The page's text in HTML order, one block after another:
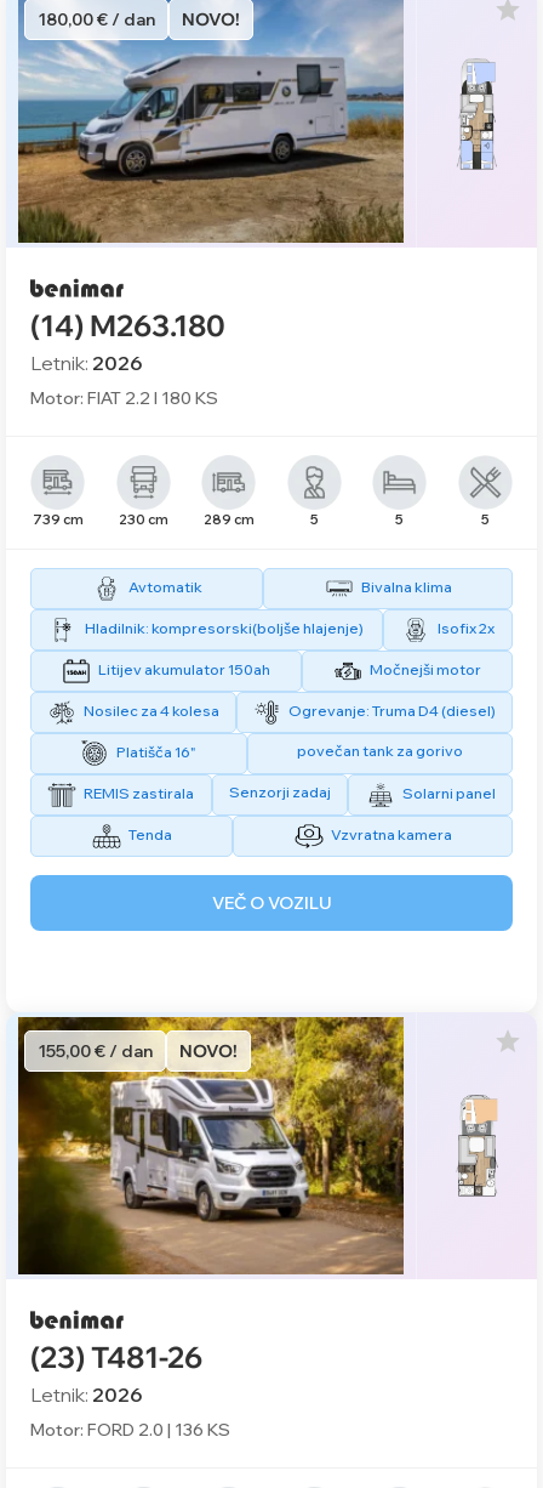
180,00 € / dan NOVO!
(14) M263.180
Letnik: 2026
Motor: FIAT 2.2 l 180 KS
739 cm 230 cm 289 cm 5 5 5
Avtomatik Bivalna klima
Hladilnik: kompresorski(boljše hlajenje) Isofix 2x
Litijev akumulator 150ah Močnejši motor
Nosilec za 4 kolesa Ogrevanje: Truma D4 (diesel)
Platišča 16" povečan tank za gorivo
REMIS zastirala Senzorji zadaj Solarni panel
Tenda Vzvratna kamera
VEČ O VOZILU
155,00 € / dan NOVO!
(23) T481-26
Letnik: 2026
Motor: FORD 2.0 | 136 KS